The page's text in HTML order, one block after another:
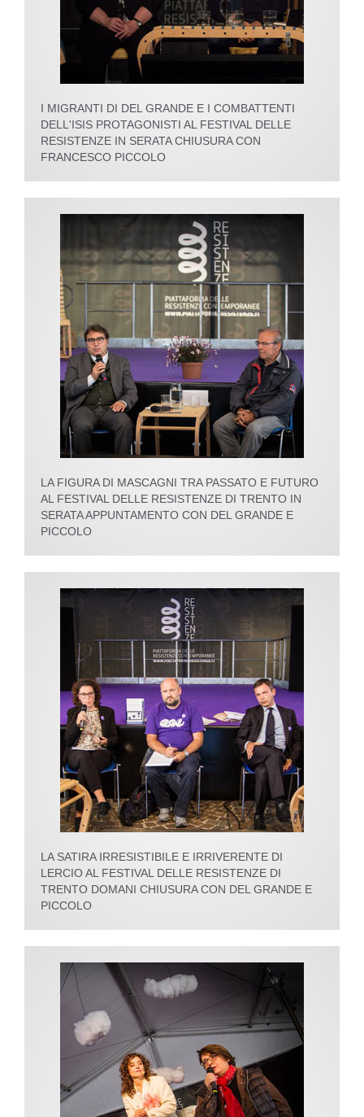
I MIGRANTI DI DEL GRANDE E I COMBATTENTI
DELL'ISIS PROTAGONISTI AL FESTIVAL DELLE
RESISTENZE IN SERATA CHIUSURA CON
FRANCESCO PICCOLO
LA FIGURA DI MASCAGNI TRA PASSATO E FUTURO
AL FESTIVAL DELLE RESISTENZE DI TRENTO IN
SERATA APPUNTAMENTO CON DEL GRANDE E
PICCOLO
LA SATIRA IRRESISTIBILE E IRRIVERENTE DI
LERCIO AL FESTIVAL DELLE RESISTENZE DI
TRENTO DOMANI CHIUSURA CON DEL GRANDE E
PICCOLO